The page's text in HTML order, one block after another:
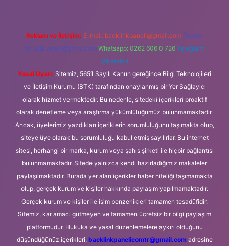
Reklam ve İletişim: E-mail: backlinkpaneli@gmail.com Teams:
forumhizmeti@gmail.com Whatsapp: 0262 606 0 726 Telegram:
@karabul
Yasal Uyarı: Sitemiz, 5651 Sayılı Kanun gereğince Bilgi Teknolojileri
ve İletişim Kurumu (BTK) tarafından onaylanmış bir Yer Sağlayıcı
olarak hizmet vermektedir. Bu nedenle, sitedeki içerikleri proaktif
olarak denetleme veya araştırma yükümlülüğümüz bulunmamaktadır.
Ancak, üyelerimiz yazdıkları içeriklerin sorumluluğunu taşımakta olup,
siteye üye olarak bu sorumluluğu kabul etmiş sayılırlar. Bu internet
sitesi, herhangi bir marka, kurum veya şahıs şirketi ile hiçbir bağlantısı
bulunmamaktadır. Sitede yalnızca kendi hazırladığımız makaleler
paylaşılmaktadır. Burada yer alan içerikler haber niteliği taşımamakta
olup, gerçek kurum ve kişiler hakkında paylaşım yapılmamaktadır.
Gerçek kurum ve kişiler ile isim benzerlikleri tamamen tesadüfidir.
Sitemiz, kar amacı gütmeyen ve tamamen ücretsiz bir bilgi paylaşım
platformudur. Hukuka ve yasal düzenlemelere aykırı olduğunu
düşündüğünüz içerikleri, backlinkpanelicomtr@gmail.comadresine